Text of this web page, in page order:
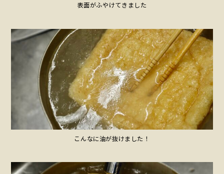
表面がふやけてきました
こんなに油が抜けました！